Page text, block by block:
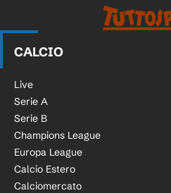
CALCIO
Live
Serie A
Serie B
Champions League
Europa League
Calcio Estero
Calciomercato